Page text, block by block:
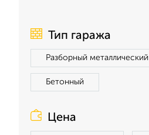
Тип гаража
Разборный металлический
Бетонный
Цена